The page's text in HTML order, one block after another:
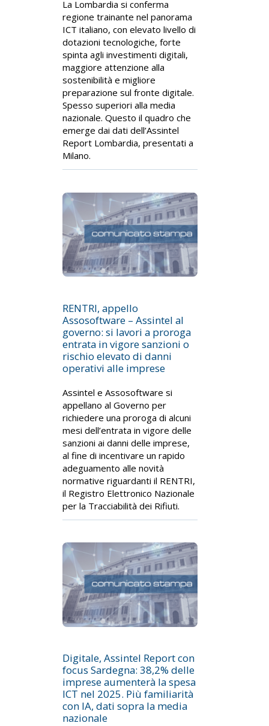
La Lombardia si conferma
regione trainante nel panorama
ICT italiano, con elevato livello di
dotazioni tecnologiche, forte
spinta agli investimenti digitali,
maggiore attenzione alla
sostenibilità e migliore
preparazione sul fronte digitale.
Spesso superiori alla media
nazionale. Questo il quadro che
emerge dai dati dell’Assintel
Report Lombardia, presentati a
Milano.
RENTRI, appello
Assosoftware – Assintel al
governo: si lavori a proroga
entrata in vigore sanzioni o
rischio elevato di danni
operativi alle imprese
Assintel e Assosoftware si
appellano al Governo per
richiedere una proroga di alcuni
mesi dell’entrata in vigore delle
sanzioni ai danni delle imprese,
al fine di incentivare un rapido
adeguamento alle novità
normative riguardanti il RENTRI,
il Registro Elettronico Nazionale
per la Tracciabilità dei Rifiuti.
Digitale, Assintel Report con
focus Sardegna: 38,2% delle
imprese aumenterà la spesa
ICT nel 2025. Più familiarità
con IA, dati sopra la media
nazionale